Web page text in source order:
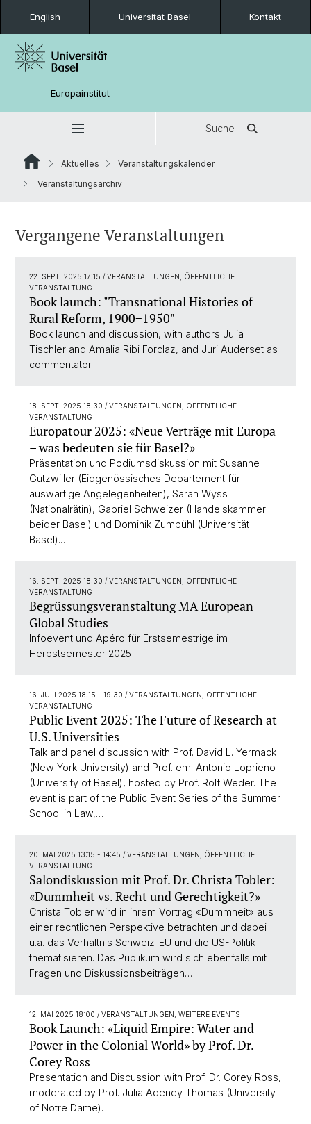
English Universität Basel Kontakt
Europainstitut
Suche
Aktuelles
Veranstaltungskalender
Veranstaltungsarchiv
Vergangene Veranstaltungen
22. SEPT. 2025 17:15 / VERANSTALTUNGEN, ÖFFENTLICHE
VERANSTALTUNG
Book launch: "Transnational Histories of
Rural Reform, 1900−1950"
Book launch and discussion, with authors Julia
Tischler and Amalia Ribi Forclaz, and Juri Auderset as
commentator.
18. SEPT. 2025 18:30 / VERANSTALTUNGEN, ÖFFENTLICHE
VERANSTALTUNG
Europatour 2025: «Neue Verträge mit Europa
– was bedeuten sie für Basel?»
Präsentation und Podiumsdiskussion mit Susanne
Gutzwiller (Eidgenössisches Departement für
auswärtige Angelegenheiten), Sarah Wyss
(Nationalrätin), Gabriel Schweizer (Handelskammer
beider Basel) und Dominik Zumbühl (Universität
Basel).…
16. SEPT. 2025 18:30 / VERANSTALTUNGEN, ÖFFENTLICHE
VERANSTALTUNG
Begrüssungsveranstaltung MA European
Global Studies
Infoevent und Apéro für Erstsemestrige im
Herbstsemester 2025
16. JULI 2025 18:15 - 19:30 / VERANSTALTUNGEN, ÖFFENTLICHE
VERANSTALTUNG
Public Event 2025: The Future of Research at
U.S. Universities
Talk and panel discussion with Prof. David L. Yermack
(New York University) and Prof. em. Antonio Loprieno
(University of Basel), hosted by Prof. Rolf Weder. The
event is part of the Public Event Series of the Summer
School in Law,…
20. MAI 2025 13:15 - 14:45 / VERANSTALTUNGEN, ÖFFENTLICHE
VERANSTALTUNG
Salondiskussion mit Prof. Dr. Christa Tobler:
«Dummheit vs. Recht und Gerechtigkeit?»
Christa Tobler wird in ihrem Vortrag «Dummheit» aus
einer rechtlichen Perspektive betrachten und dabei
u.a. das Verhältnis Schweiz-EU und die US-Politik
thematisieren. Das Publikum wird sich ebenfalls mit
Fragen und Diskussionsbeiträgen…
12. MAI 2025 18:00 / VERANSTALTUNGEN, WEITERE EVENTS
Book Launch: «Liquid Empire: Water and
Power in the Colonial World» by Prof. Dr.
Corey Ross
Presentation and Discussion with Prof. Dr. Corey Ross,
moderated by Prof. Julia Adeney Thomas (University
of Notre Dame).